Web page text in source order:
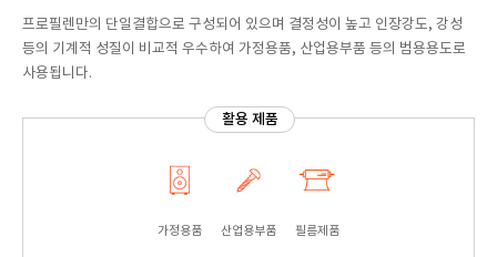
프로필렌만의 단일결합으로 구성되어 있으며 결정성이 높고 인장강도, 강성
등의 기계적 성질이 비교적 우수하여 가정용품, 산업용부품 등의 범용용도로
사용됩니다.
활용 제품
가정용품 산업용부품 필름제품